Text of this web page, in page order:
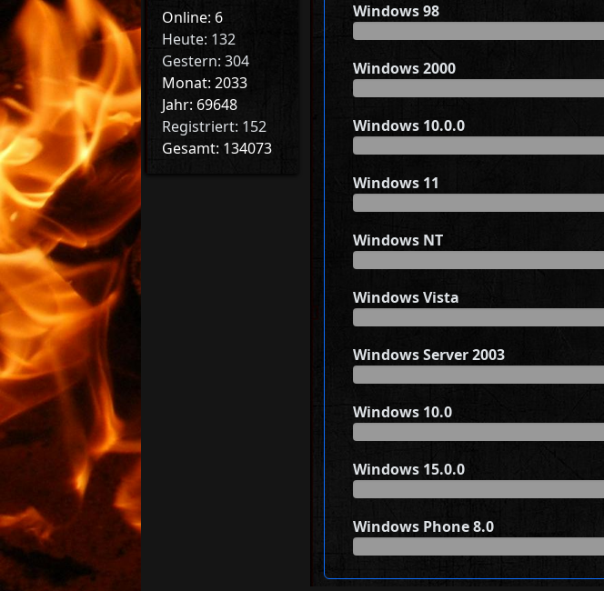
Online: 6
Heute: 132
Gestern: 304
Monat: 2033
Jahr: 69648
Registriert: 152
Gesamt: 134073
Windows 98
Windows 2000
Windows 10.0.0
Windows 11
Windows NT
Windows Vista
Windows Server 2003
Windows 10.0
Windows 15.0.0
Windows Phone 8.0